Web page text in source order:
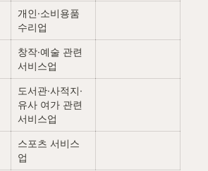
개인·소비용품
수리업
창작·예술 관련
서비스업
도서관·사적지·
유사 여가 관련
서비스업
스포츠 서비스
업